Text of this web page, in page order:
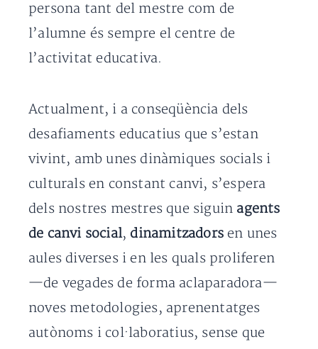
persona tant del mestre com de
l’alumne és sempre el centre de
l’activitat educativa.
Actualment, i a conseqüència dels
desafiaments educatius que s’estan
vivint, amb unes dinàmiques socials i
culturals en constant canvi, s’espera
dels nostres mestres que siguin agents
de canvi social, dinamitzadors en unes
aules diverses i en les quals proliferen
—de vegades de forma aclaparadora—
noves metodologies, aprenentatges
autònoms i col·laboratius, sense que